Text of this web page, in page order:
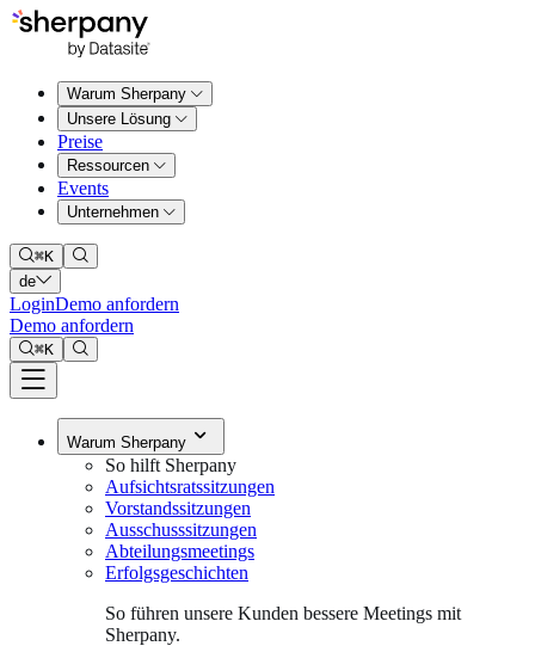
Warum Sherpany
Unsere Lösung
Preise
Ressourcen
Events
Unternehmen
⌘K
de
LoginDemo anfordern
Demo anfordern
⌘K
Warum Sherpany
So hilft Sherpany
Aufsichtsratssitzungen
Vorstandssitzungen
Ausschusssitzungen
Abteilungsmeetings
Erfolgsgeschichten
So führen unsere Kunden bessere Meetings mit
Sherpany.